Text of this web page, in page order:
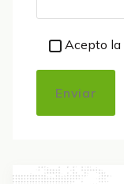
Acepto la